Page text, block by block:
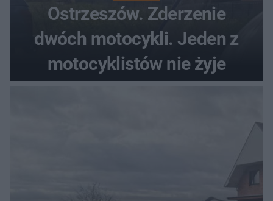
Ostrzeszów. Zderzenie
dwóch motocykli. Jeden z
motocyklistów nie żyje